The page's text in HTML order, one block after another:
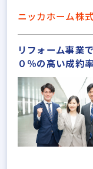
ニッカホーム株
リフォーム事業
０％の高い成約